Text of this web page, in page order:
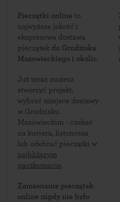
Pieczątki online to
najwyższa jakość i
ekspresowa dostawa
pieczątek do Grodziska
Mazowieckiego i okolic.
Już teraz możesz
stworzyć projekt,
wybrać miejsce dostawy
w Grodzisku
Mazowieckim - czekać
na kuriera, listonosza
lub odebrać pieczątki w
najbliższym
paczkomacie.
Zamawianie pieczątek
online nigdy nie było